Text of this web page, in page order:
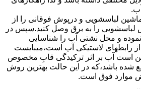
لباسشویی و درپوش ﻓﻮﻗﺎﻧﯽ را از
لباسشویی را ﺑﻪ ﺑﺮق وصل ﮐﻨﯿﺪ.سپس در
و ﻣﺤﻞ نشتی آب را ﺷﻨﺎﺳﺎﯾﯽ
رابطهای ﻻﺳﺘﯿﮑﯽ آب اﺳﺖ،میبایست
اﺳﺖ آب بر اثر ﺗﺮﮐﯿﺪﮔﯽ قابِ ﻣﺨﺼﻮص
شده ﺑﺎﺷﺪ،ﮐﻪ در این حالت بهترین روش
ﻣﻮارد ﻓﻮق اﺳﺖ.